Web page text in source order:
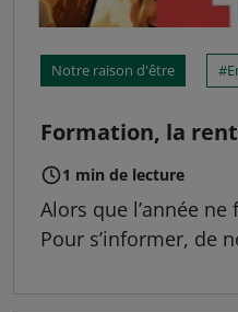
Notre raison d'être
Formation, la
1 min de lecture
Alors que l’année
Pour s’informer, de